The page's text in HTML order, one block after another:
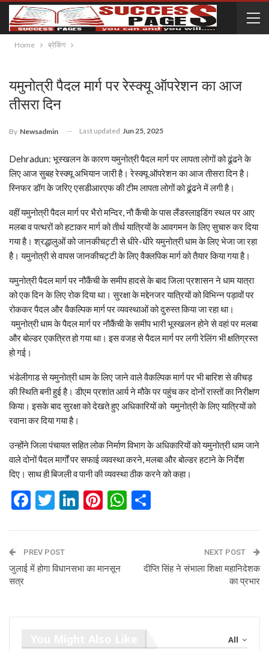
Home ब्रेकिंग
यमुनोत्री पैदल मार्ग पर रेस्क्यू ऑपरेशन का आज
तीसरा दिन
By Newsadmin Last updated Jun 25, 2025
Dehradun: भूस्खलन के कारण यमुनोत्री पैदल मार्ग पर लापता लोगों को ढूंढने के
लिए आज सुबह रेस्क्यू अभियान जारी है। रेस्क्यू ऑपरेशन का आज तीसरा दिन है।
स्निफर डॉग के जरिए एसडीआरएफ की टीम लापता लोगों को ढूंढने में लगी है।
वहीं यमुनोत्री पैदल मार्ग पर भैरो मन्दिर, नौ कैंची के पास लैंडस्लाइडिंग स्थल पर आए
मलबा व पत्थरों को हटाकर मार्ग को तीर्थ यात्रियों के आवगमन के लिए सुचारु कर दिया
गया है। श्रद्धालुओं को जानकीचट्टी से धीरे-धीरे यमुनोत्री धाम के लिए भेजा जा रहा
है। यमुनोत्री से वापस जानकीचट्टी के लिए वैक्लपिक मार्ग को तैयार किया गया है।
यमुनोत्री पैदल मार्ग पर नौकैंची के समीप हादसे के बाद जिला प्रशासन ने धाम यात्रा
को एक दिन के लिए रोक दिया था। सुरक्षा के मद्देनजर यात्रियों को विभिन्न पड़ावों पर
रोककर पैदल और वैकल्पिक मार्ग पर व्यवस्थाओं को दुरुस्त किया जा रहा था।
यमुनोत्री धाम के पैदल मार्ग पर नौकैंची के समीप भारी भूस्खलन होने से वहां पर मलबा
और बोल्डर एकत्रित हो गया था। इस वजह से पैदल मार्ग पर लगी रेलिंग भी क्षतिग्रस्त
हो गई।
भंडेलीगाड से यमुनोत्री धाम के लिए जाने वाले वैकल्पिक मार्ग पर भी बारिश से कीचड़
की स्थिति बनी हुई है। डीएम प्रशांत आर्य ने मौके पर पहुंच कर दोनों रास्तों का निरीक्षण
किया। इसके बाद सुरक्षा को देखते हुए अधिकारियों को यमुनोत्री के लिए यात्रियों को
रवाना कर दिया गया है।
उन्होंने जिला पंचायत सहित लोक निर्माण विभाग के अधिकारियों को यमुनोत्री धाम जाने
वाले दोनों पैदल मार्गों पर सफाई व्यवस्था करने, मलबा और बोल्डर हटाने के निर्देश
दिए। साथ ही बिजली व पानी की व्यवस्था ठीक करने को कहा।
Facebook
Twitter
LinkedIn
Pinterest
WhatsApp
PREV POST
जुलाई में होगा विधानसभा का मानसून
सत्र
NEXT POST
दीप्ति सिंह ने संभाला शिक्षा महानिदेशक
का प्रभार
All